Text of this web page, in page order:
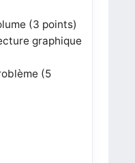
(3 points)
graphique
(5